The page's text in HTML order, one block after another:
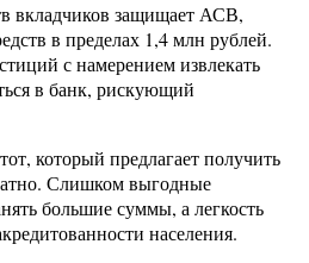
вкладчиков защищает АСВ,
в пределах 1,4 млн рублей.
с намерением извлекать
в банк, рискующий
который предлагает получить
Слишком выгодные
большие суммы, а легкость
населения.